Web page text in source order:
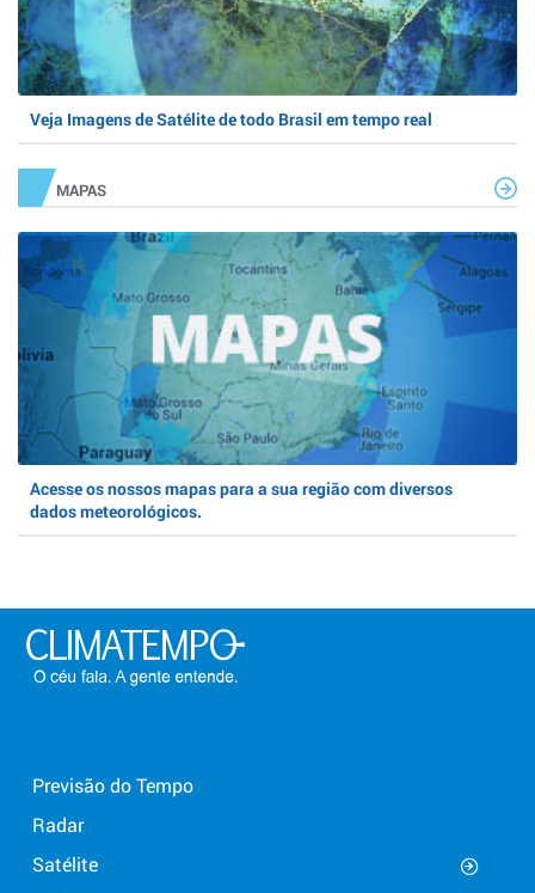
Veja Imagens de Satélite de todo Brasil em tempo real
MAPAS
Acesse os nossos mapas para a sua região com diversos
dados meteorológicos.
Previsão do Tempo
Radar
Satélite